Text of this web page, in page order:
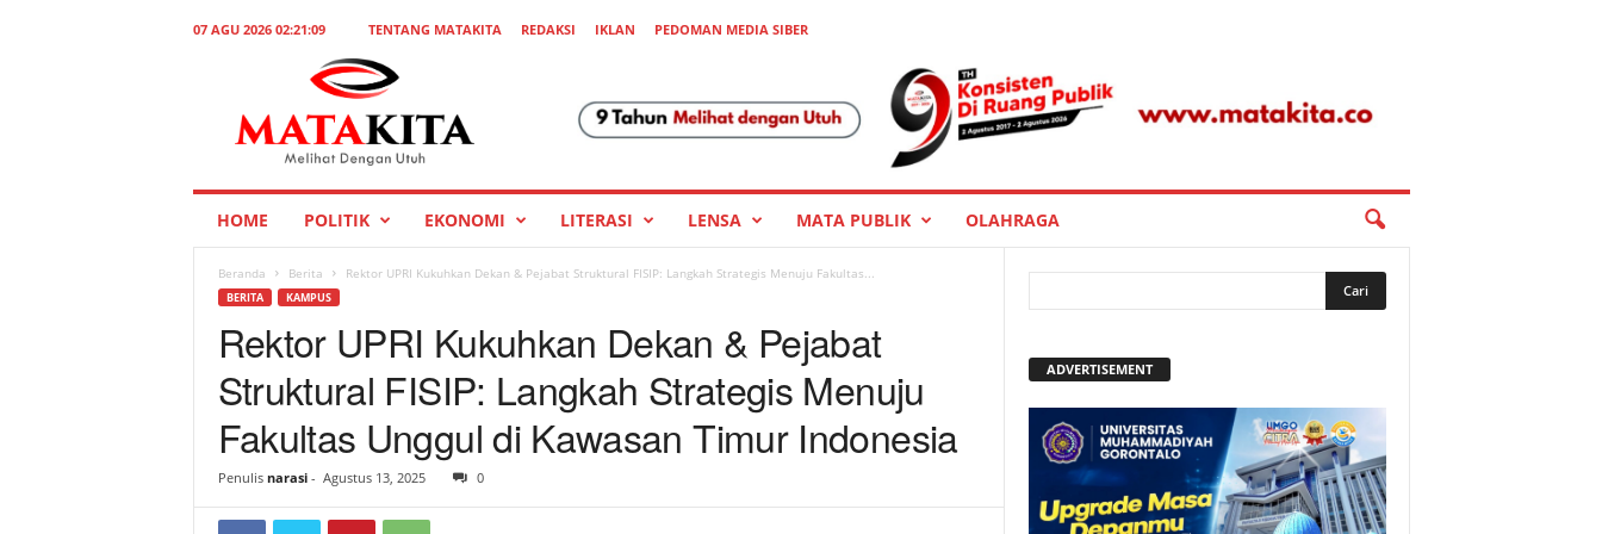
07 AGU 2026 02:21:09 TENTANG MATAKITA REDAKSI IKLAN
PEDOMAN MEDIA SIBER
HOME POLITIK EKONOMI LITERASI LENSA MATA PUBLIK OLAHRAGA
Beranda Berita Rektor UPRI Kukuhkan Dekan & Pejabat Struktural FISIP: Langkah Strategis Menuju Fakultas...
BERITA KAMPUS
Rektor UPRI Kukuhkan Dekan & Pejabat
Struktural FISIP: Langkah Strategis Menuju
Fakultas Unggul di Kawasan Timur Indonesia
Penulis narasi- Agustus 13, 2025 0
ADVERTISEMENT